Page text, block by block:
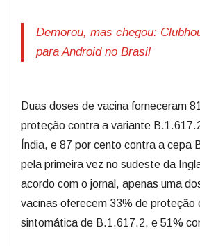
Demorou, mas chegou:
para Android no Brasil
Duas doses de vacina forneceram
proteção contra a variante
Índia, e 87 por cento contra a cepa
pela primeira vez no sudeste da
acordo com o jornal, apenas uma
vacinas oferecem 33% de proteção
sintomática de B.1.617.2, e 51%